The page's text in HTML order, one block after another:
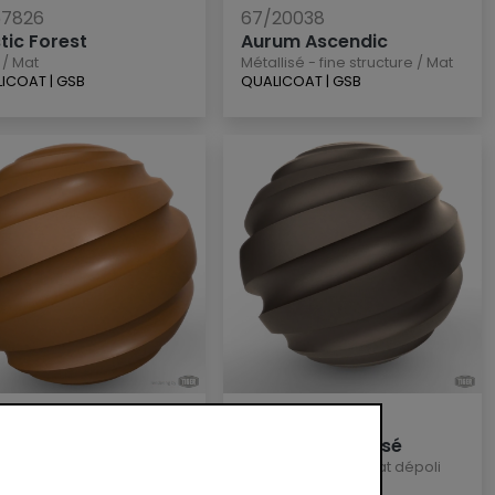
Forest
/ Mat
| GSB
67/20038
Aurum Ascendic
Métallisé - fine structure / Mat
QUALICOAT | GSB
env. C 34 Anodisé
Mat dépoli